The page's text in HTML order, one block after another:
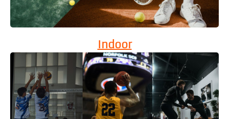
Indoor